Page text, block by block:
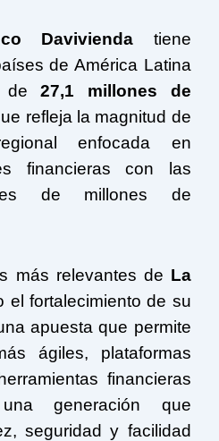
Davivienda tiene
de América Latina
de27,1 millones de
refleja la magnitud de
enfocada en
financieras con las
de millones de
más relevantes de La
el fortalecimiento de su
apuesta que permite
ágiles, plataformas
financieras
generación que
seguridad y facilidad